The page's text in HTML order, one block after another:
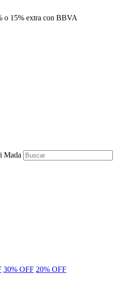
o 15% extra con BBVA
30% OFF 20% OFF